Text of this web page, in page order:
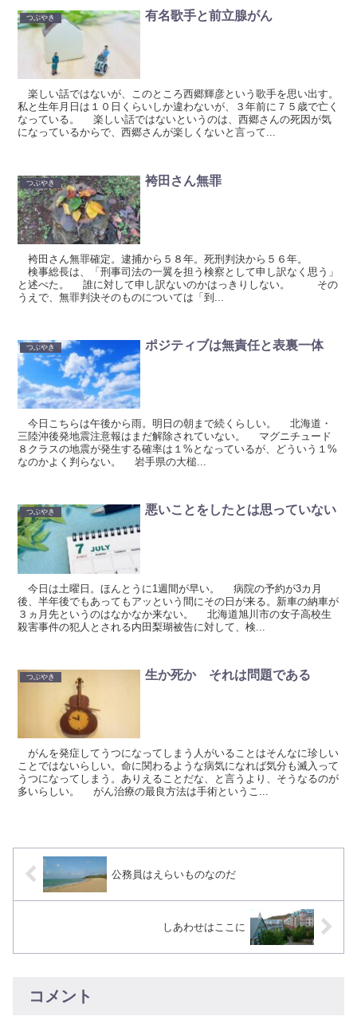
つぶやき 有名歌手と前立腺がん
楽しい話ではないが、このところ西郷輝彦という歌手を思い出す。
私と生年月日は１０日くらいしか違わないが、３年前に７５歳で亡く
なっている。 楽しい話ではないというのは、西郷さんの死因が気
になっているからで、西郷さんが楽しくないと言って...
つぶやき 袴田さん無罪
袴田さん無罪確定。逮捕から５８年。死刑判決から５６年。
検事総長は、「刑事司法の一翼を担う検察として申し訳なく思う」
と述べた。 誰に対して申し訳ないのかはっきりしない。 その
うえで、無罪判決そのものについては「到...
つぶやき ポジティブは無責任と表裏一体
今日こちらは午後から雨。明日の朝まで続くらしい。 北海道・
三陸沖後発地震注意報はまだ解除されていない。 マグニチュード
８クラスの地震が発生する確率は１%となっているが、どういう１%
なのかよく判らない。 岩手県の大槌...
つぶやき 悪いことをしたとは思っていない
今日は土曜日。ほんとうに1週間が早い。 病院の予約が3カ月
後、半年後でもあってもアッという間にその日が来る。新車の納車が
３ヵ月先というのはなかなか来ない。 北海道旭川市の女子高校生
殺害事件の犯人とされる内田梨瑚被告に対して、検...
つぶやき 生か死か それは問題である
がんを発症してうつになってしまう人がいることはそんなに珍しい
ことではないらしい。命に関わるような病気になれば気分も滅入って
うつになってしまう。ありえることだな、と言うより、そうなるのが
多いらしい。 がん治療の最良方法は手術というこ...
公務員はえらいものなのだ
しあわせはここに
コメント